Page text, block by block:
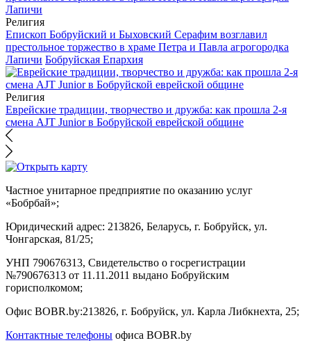
Религия
Епископ Бобруйский и Быховский Серафим возглавил
престольное торжество в храме Петра и Павла агрогородка
Лапичи Бобруйская Епархия
Религия
Еврейские традиции, творчество и дружба: как прошла 2-я
смена AJT Junior в Бобруйской еврейской общине
Частное унитарное предприятие по оказанию услуг
«Бобрбай»;
Юридический адрес: 213826, Беларусь, г. Бобруйск, ул.
Чонгарская, 81/25;
УНП 790676313, Свидетельство о госрегистрации
№790676313 от 11.11.2011 выдано Бобруйским
горисполкомом;
Офис BOBR.by:213826, г. Бобруйск, ул. Карла Либкнехта, 25;
Контактные телефоны офиса BOBR.by